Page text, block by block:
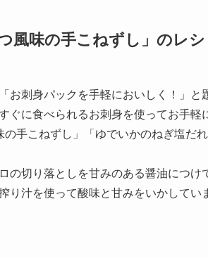
風味の手こねずし」のレ
お刺身パックを手軽においしく！」と
ぐに食べられるお刺身を使ってお手軽
手こねずし」「ゆでいかのねぎ塩だ
の切り落としを甘みのある醤油につけ
り汁を使って酸味と甘みをいかしてい